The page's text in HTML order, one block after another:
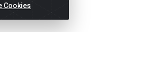
Cookies